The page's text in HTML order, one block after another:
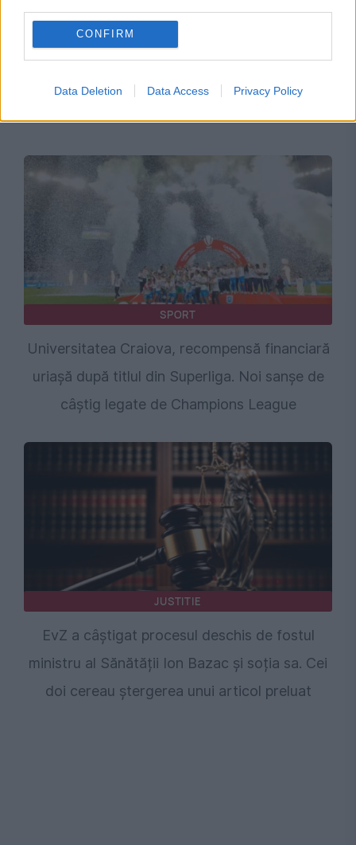
CONFIRM
Data Deletion Data Access Privacy Policy
Andreea Esca, despre inteligența artificială.
Cum vede viitorul televiziunii
SPORT
Universitatea Craiova, recompensă financiară
uriașă după titlul din Superliga. Noi sanșe de
câștig legate de Champions League
JUSTITIE
EvZ a câștigat procesul deschis de fostul
ministru al Sănătății Ion Bazac și soția sa. Cei
doi cereau ștergerea unui articol preluat